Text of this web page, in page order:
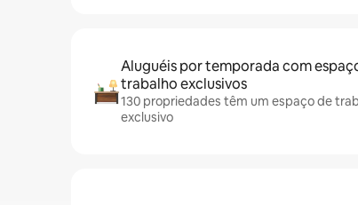
Aluguéis por temporada com
trabalho exclusivos
130 propriedades têm um espaço de
exclusivo